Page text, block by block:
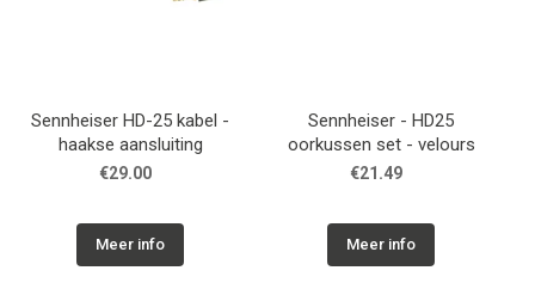
Sennheiser HD-25 kabel -
haakse aansluiting
€29.00
Meer info
Sennheiser - HD25
oorkussen set - velours
€21.49
Meer info